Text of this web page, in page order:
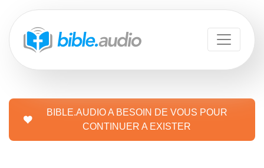
BIBLE.AUDIO A BESOIN DE VOUS POUR
CONTINUER A EXISTER